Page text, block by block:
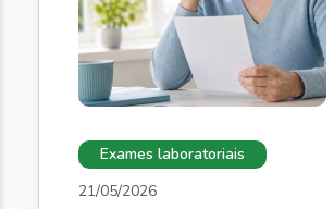
21/05/2026
Exames laboratoriais